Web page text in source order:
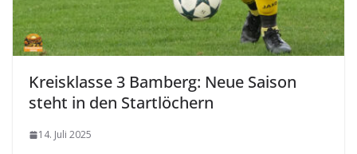
Kreisklasse 3 Bamberg: Neue Saison
steht in den Startlöchern
14. Juli 2025